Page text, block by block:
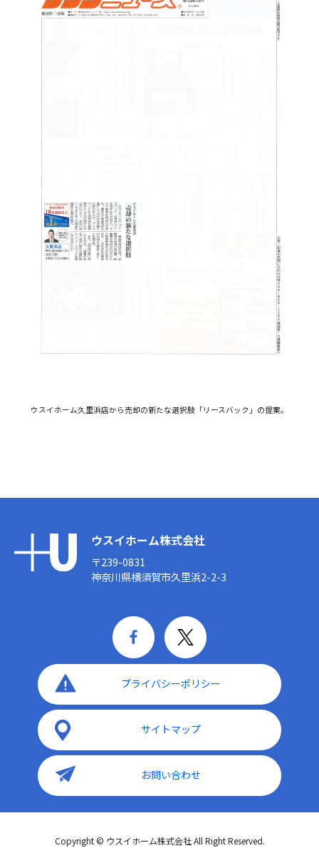
ウスイホーム久里浜店から売却の新たな選択肢「リースバック」の提案。
ウスイホーム株式会社
〒239-0831
神奈川県横須賀市久里浜2-2-3
プライバシーポリシー
サイトマップ
お問い合わせ
Copyright © ウスイホーム株式会社 All Right Reserved.